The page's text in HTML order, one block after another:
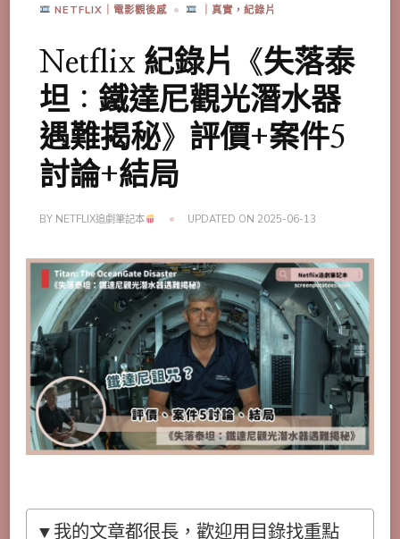
NETFLIX｜電影觀後感 ｜真實，紀錄片
Netflix 紀錄片《失落泰
坦：鐵達尼觀光潛水器
遇難揭秘》評價+案件5
討論+結局
BY NETFLIX追劇筆記本 UPDATED ON 2025-06-13
▼我的文章都很長，歡迎用目錄找重點